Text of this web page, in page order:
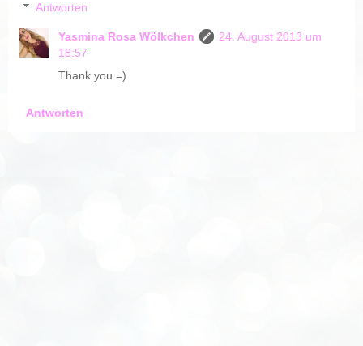
Antworten
Yasmina Rosa Wölkchen
24. August 2013 um
18:57
Thank you =)
Antworten